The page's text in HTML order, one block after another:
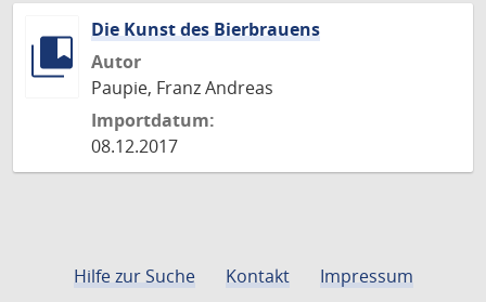
Die Kunst des Bierbrauens
Autor
Paupie, Franz Andreas
Importdatum:
08.12.2017
Hilfe zur Suche Kontakt
Impressum